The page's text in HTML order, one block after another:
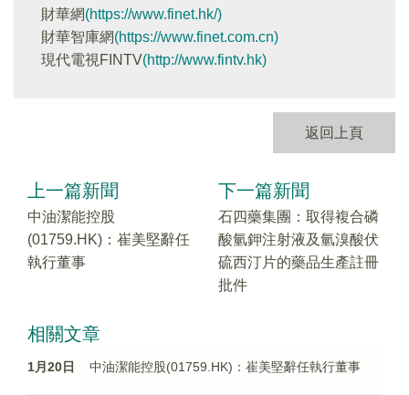
財華網(https://www.finet.hk/)
財華智庫網(https://www.finet.com.cn)
現代電視FINTV(http://www.fintv.hk)
返回上頁
上一篇新聞
中油潔能控股
(01759.HK)：崔美堅辭任
執行董事
下一篇新聞
石四藥集團：取得複合磷
酸氫鉀注射液及氫溴酸伏
硫西汀片的藥品生產註冊
批件
相關文章
1月20日 中油潔能控股(01759.HK)：崔美堅辭任執行董事